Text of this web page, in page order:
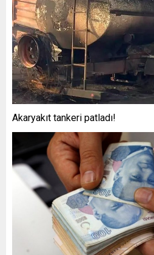
Akaryakıt tankeri patladı!